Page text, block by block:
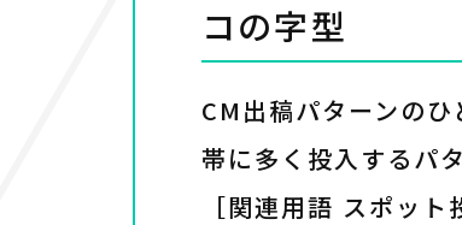
コの字型
CM出稿パターンの
帯に多く投入するパタ
［関連用語 スポット